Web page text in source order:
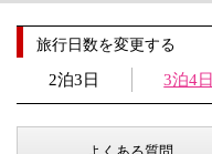
旅行日数を変更する
2泊3日 3泊4日